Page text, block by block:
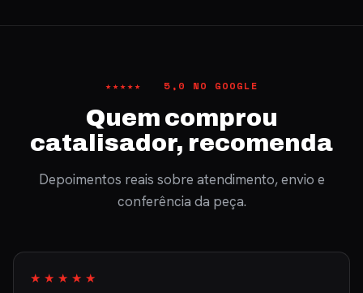
★★★★★ 5,0 NO GOOGLE
Quem comprou
catalisador, recomenda
Depoimentos reais sobre atendimento, envio e
conferência da peça.
★★★★★